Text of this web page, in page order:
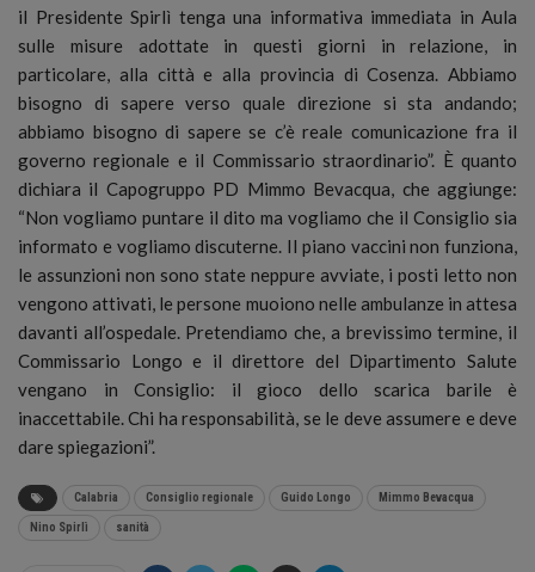
il Presidente Spirlì tenga una informativa immediata in Aula
sulle misure adottate in questi giorni in relazione, in
particolare, alla città e alla provincia di Cosenza. Abbiamo
bisogno di sapere verso quale direzione si sta andando;
abbiamo bisogno di sapere se c’è reale comunicazione fra il
governo regionale e il Commissario straordinario”. È quanto
dichiara il Capogruppo PD Mimmo Bevacqua, che aggiunge:
“Non vogliamo puntare il dito ma vogliamo che il Consiglio sia
informato e vogliamo discuterne. Il piano vaccini non funziona,
le assunzioni non sono state neppure avviate, i posti letto non
vengono attivati, le persone muoiono nelle ambulanze in attesa
davanti all’ospedale. Pretendiamo che, a brevissimo termine, il
Commissario Longo e il direttore del Dipartimento Salute
vengano in Consiglio: il gioco dello scarica barile è
inaccettabile. Chi ha responsabilità, se le deve assumere e deve
dare spiegazioni”.
Calabria Consiglio regionale Guido Longo Mimmo Bevacqua
Nino Spirlì sanità